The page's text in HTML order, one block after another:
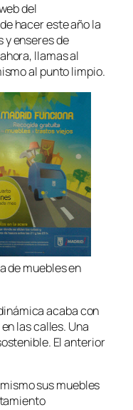
del
hacer este año la
enseres de
llamas al
al punto limpio.
de muebles en
acaba con
las calles. Una
El anterior
sus muebles